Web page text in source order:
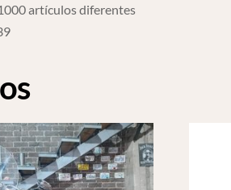
artículos diferentes